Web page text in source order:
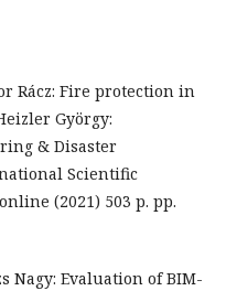
Rácz: Fire protection in
György:
& Disaster
Scientific
(2021) 503 p. pp.
Nagy: Evaluation of BIM-